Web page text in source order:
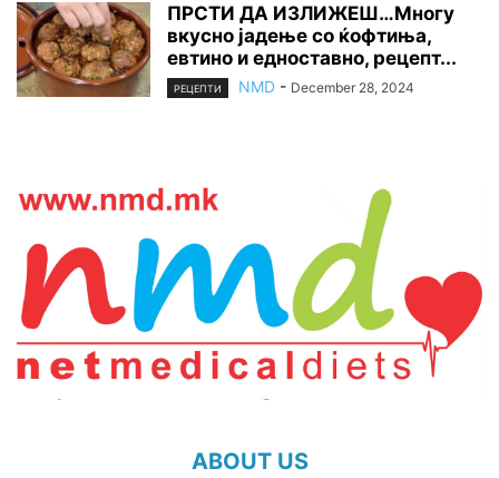
ПРСТИ ДА ИЗЛИЖЕШ…Многу
вкусно јадење со ќофтиња,
евтино и едноставно, рецепт...
РЕЦЕПТИ NMD - December 28, 2024
ABOUT US